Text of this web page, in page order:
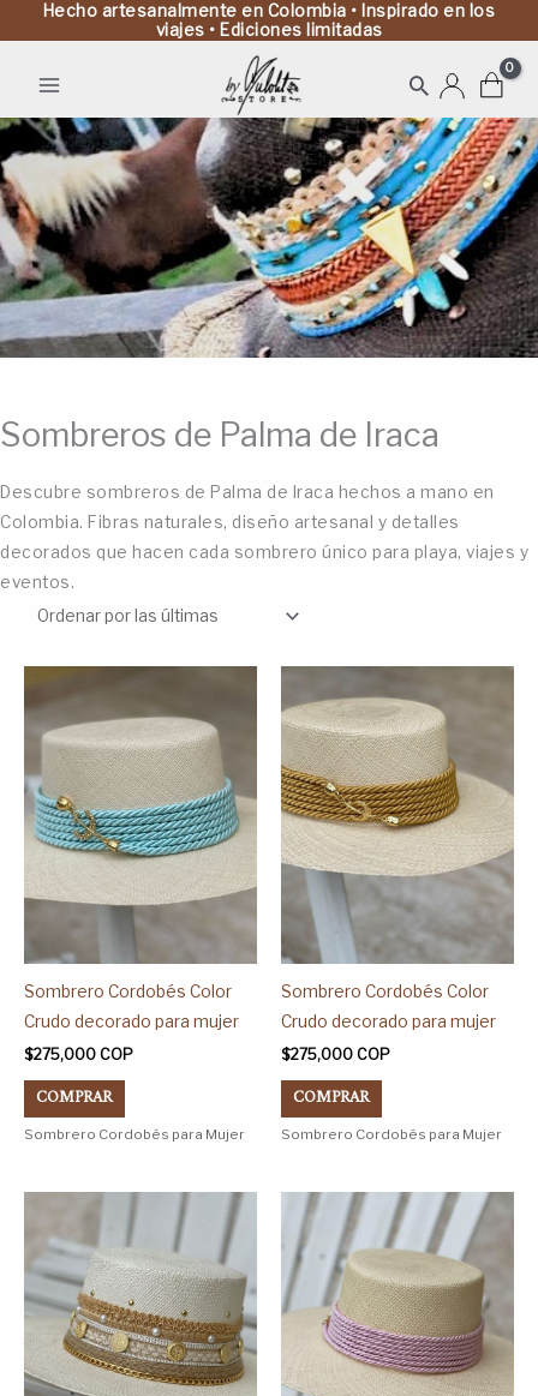
Hecho artesanalmente en Colombia • Inspirado en los
viajes • Ediciones limitadas
Buscar
Sombreros de Palma de Iraca
Descubre sombreros de Palma de Iraca hechos a mano en
Colombia. Fibras naturales, diseño artesanal y detalles
decorados que hacen cada sombrero único para playa, viajes y
eventos.
Sombrero Cordobés Color
Crudo decorado para mujer
$275,000 COP
COMPRAR
Este
producto
tiene
múltiples
variantes.
Las
opciones
se
Sombrero Cordobés para Mujer
Sombrero Cordobés Color
Crudo decorado para mujer
$275,000 COP
COMPRAR
producto
tiene
múltiples
variantes.
Las
opciones
Sombrero Cordobés para Mujer
producto
tiene
múltiples
variantes.
Las
opciones
Este
producto
tiene
múltiples
variantes.
Las
opciones